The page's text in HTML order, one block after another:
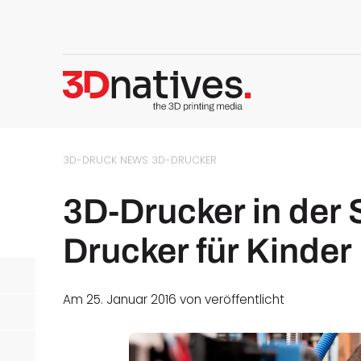
3D-DRUCK NEWS 3D-DRUCKER
3D-Drucker in der
Drucker für Kinder
Am 25. Januar 2016 vonveröffentlicht